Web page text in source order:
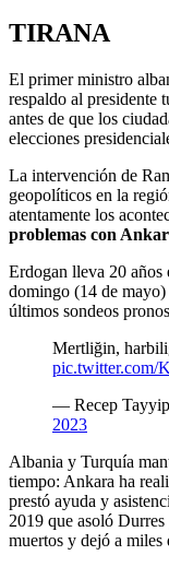
TIRANA
El primer ministro
respaldo al presidente
antes de que los
elecciones
La intervención de
geopolíticos en la
atentamente los
problemas con
Erdogan lleva 20
domingo (14 de
últimos sondeos
Mertliğin,
pic.twitter.com/
— Recep
2023
Albania y Turquía
tiempo: Ankara ha
prestó ayuda y
2019 que asoló
muertos y dejó a miles